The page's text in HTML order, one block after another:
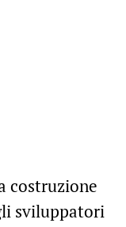
costruzione
sviluppatori